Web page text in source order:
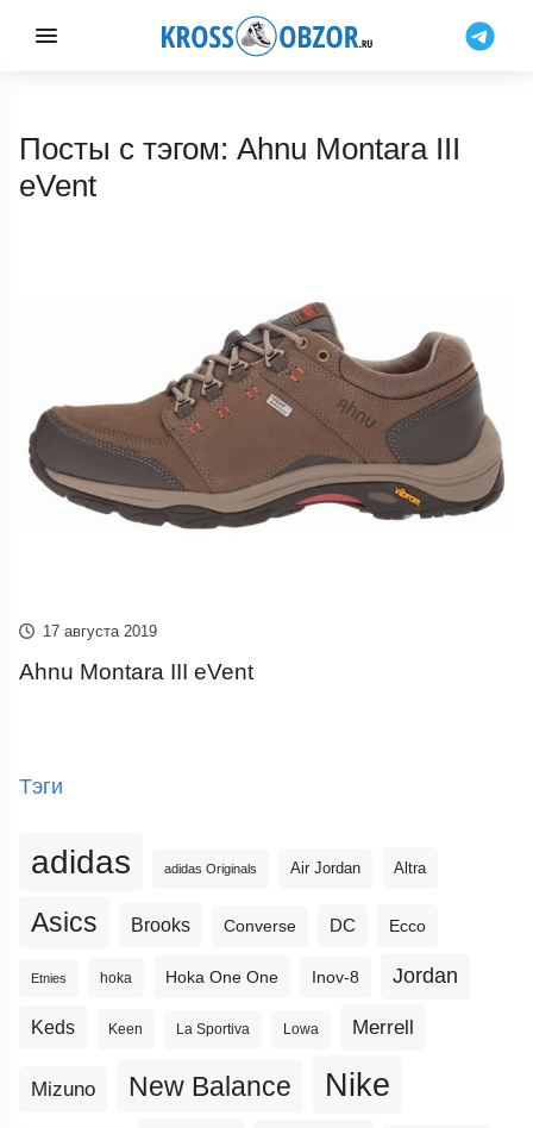
Посты с тэгом: Ahnu Montara III
eVent
17 августа 2019
Ahnu Montara III eVent
Тэги
adidas adidas Originals Air Jordan Altra
Asics Brooks Converse DC Ecco
Etnies hoka Hoka One One Inov-8 Jordan
Keds Keen La Sportiva Lowa Merrell
Mizuno New Balance Nike